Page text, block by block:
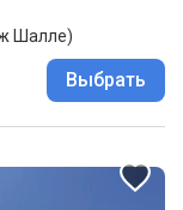
Шалле)
Выбрать